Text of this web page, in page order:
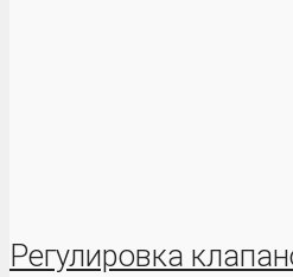
Регулировка